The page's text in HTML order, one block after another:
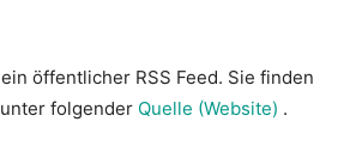
öffentlicher RSS Feed. Sie finden
folgender Quelle (Website) .